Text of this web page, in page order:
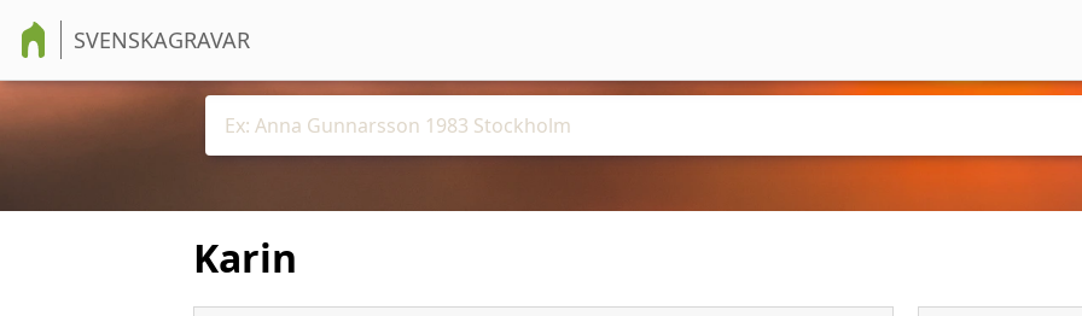
SVENSKAGRAVAR
Karin